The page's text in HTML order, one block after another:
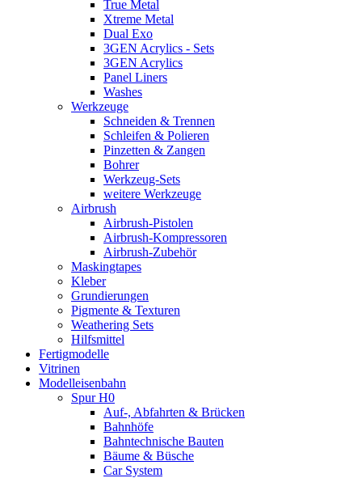
True Metal
Xtreme Metal
Dual Exo
3GEN Acrylics - Sets
3GEN Acrylics
Panel Liners
Washes
Werkzeuge
Schneiden & Trennen
Schleifen & Polieren
Pinzetten & Zangen
Bohrer
Werkzeug-Sets
weitere Werkzeuge
Airbrush
Airbrush-Pistolen
Airbrush-Kompressoren
Airbrush-Zubehör
Maskingtapes
Kleber
Grundierungen
Pigmente & Texturen
Weathering Sets
Hilfsmittel
Fertigmodelle
Vitrinen
Modelleisenbahn
Spur H0
Auf-, Abfahrten & Brücken
Bahnhöfe
Bahntechnische Bauten
Bäume & Büsche
Car System